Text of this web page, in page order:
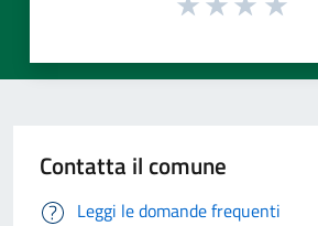
Contatta il comune
Leggi le domande frequenti